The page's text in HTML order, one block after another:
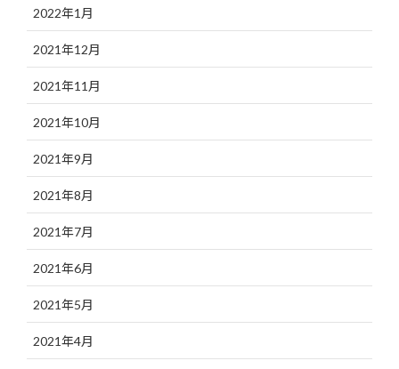
2022年1月
2021年12月
2021年11月
2021年10月
2021年9月
2021年8月
2021年7月
2021年6月
2021年5月
2021年4月